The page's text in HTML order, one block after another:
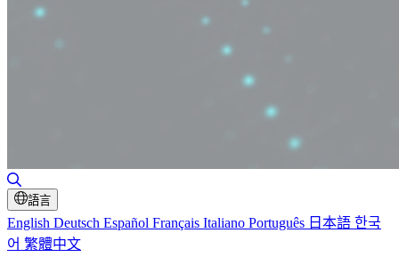
切換搜尋
語言
English Deutsch Español Français Italiano Português 日本語 한국
어 繁體中文